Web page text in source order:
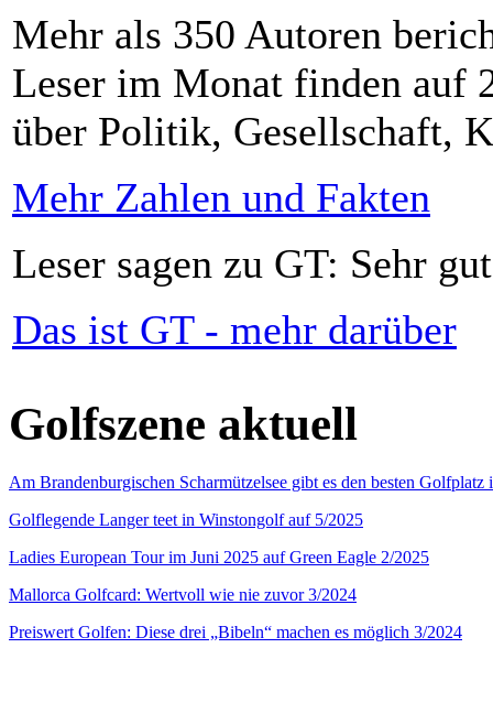
Mehr als 350 Autoren
Leser im Monat finden auf
über Politik, Gesellschaft,
Mehr Zahlen und Fakten
Leser sagen zu GT: Sehr
Das ist GT - mehr darüber
Golfszene aktuell
Am Brandenburgischen Scharmützelsee gibt es den besten
Golflegende Langer teet in Winstongolf auf 5/2025
Ladies European Tour im Juni 2025 auf Green Eagle 2/2025
Mallorca Golfcard: Wertvoll wie nie zuvor 3/2024
Preiswert Golfen: Diese drei „Bibeln“ machen es möglich 3/2024